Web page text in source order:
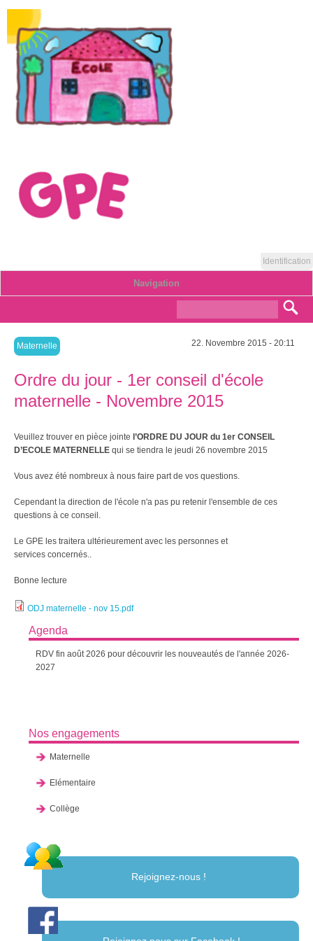
Identification
Navigation
Maternelle 22. Novembre 2015 - 20:11
Ordre du jour - 1er conseil d'école
maternelle - Novembre 2015
Veuillez trouver en pièce jointe l’ORDRE DU JOUR du 1er CONSEIL
D’ECOLE MATERNELLE qui se tiendra le jeudi 26 novembre 2015
Vous avez été nombreux à nous faire part de vos questions.
Cependant la direction de l'école n'a pas pu retenir l'ensemble de ces
questions à ce conseil.
Le GPE les traitera ultérieurement avec les personnes et
services concernés..
Bonne lecture
ODJ maternelle - nov 15.pdf
Agenda
RDV fin août 2026 pour découvrir les nouveautés de l'année 2026-
2027
Nos engagements
Maternelle
Elémentaire
Collège
Rejoignez-nous !